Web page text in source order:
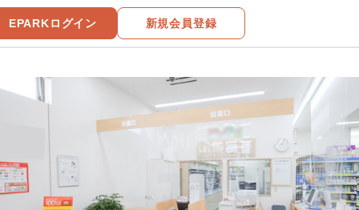
EPARKログイン 新規会員登録